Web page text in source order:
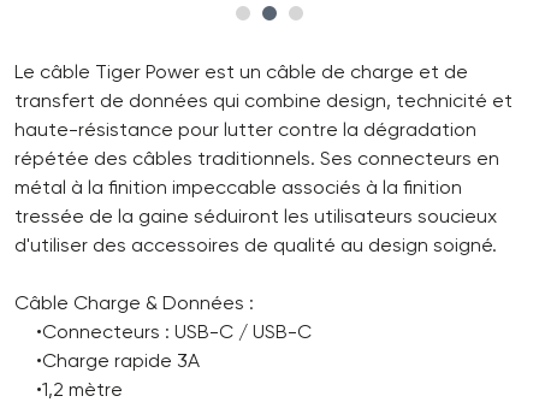
Le câble Tiger Power est un câble de charge et de
transfert de données qui combine design, technicité et
haute-résistance pour lutter contre la dégradation
répétée des câbles traditionnels. Ses connecteurs en
métal à la finition impeccable associés à la finition
tressée de la gaine séduiront les utilisateurs soucieux
d'utiliser des accessoires de qualité au design soigné.
Câble Charge & Données :
•Connecteurs : USB-C / USB-C
•Charge rapide 3A
•1,2 mètre